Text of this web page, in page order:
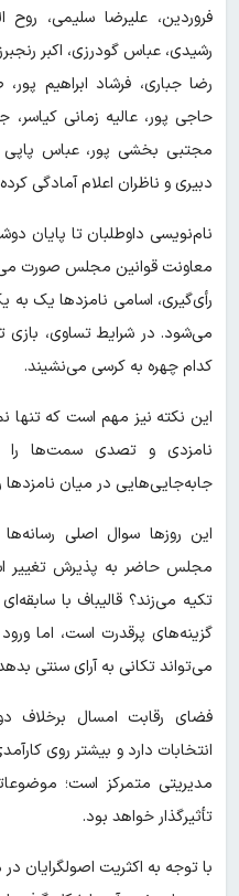
فروردین، علیرضا سلیمی، روح
رشیدی، عباس گودرزی، اکبر
رضا جباری، فرشاد ابراهیم
حاجی پور، عالیه زمانی
مجتبی بخشی پور، عباس
دبیری و ناظران اعلام آمادگی
نام‌نویسی داوطلبان تا پایان
معاونت قوانین مجلس صورت
رأی‌گیری، اسامی نامزدها یک به
می‌شود. در شرایط تساوی، بازی
کدام چهره به کرسی می‌نشیند.
این نکته نیز مهم است که تنها
نامزدی و تصدی سمت‌ها را
جابه‌جایی‌هایی در میان نامزدها
این روزها سوال اصلی
مجلس حاضر به پذیرش تغییر
تکیه می‌زند؟ قالیباف با
گزینه‌های پرقدرت است، اما
می‌تواند تکانی به آرای سنتی
فضای رقابت امسال برخلاف
انتخابات دارد و بیشتر روی
مدیریتی متمرکز است؛
تأثیرگذار خواهد بود.
با توجه به اکثریت اصولگرایان